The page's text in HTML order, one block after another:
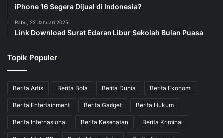
iPhone 16 Segera Dijual di Indonesia?
Rabu, 22 Januari 2025
Link Download Surat Edaran Libur Sekolah Bulan Puasa
Topik Populer
Berita Artis Berita Bola Berita Dunia Berita Ekonomi
Berita Entertainment Berita Gadget Berita Hukum
Berita Internasional Berita Kesehatan Berita Kriminal